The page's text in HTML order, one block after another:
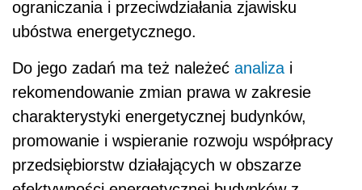
ograniczania i przeciwdziałania zjawisku
ubóstwa energetycznego.
Do jego zadań ma też należeć analiza i
rekomendowanie zmian prawa w zakresie
charakterystyki energetycznej budynków,
promowanie i wspieranie rozwoju współpracy
przedsiębiorstw działających w obszarze